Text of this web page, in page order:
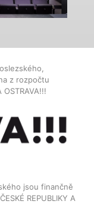
z rozpočtu
OSTRAVA!!!
jsou finančně
REPUBLIKY A